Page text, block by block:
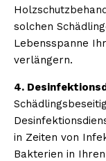
solchen
Lebensspanne
verlängern.
4.
in Zeiten von
Bakterien in